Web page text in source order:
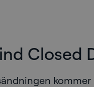
Closed
kommer